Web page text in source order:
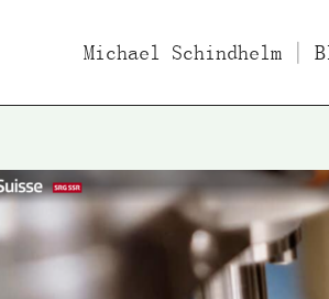
Michael Schindhelm |
Bücher Filme